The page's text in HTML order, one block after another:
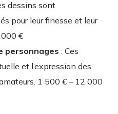
dessins sont
pour leur finesse et leur
€
personnages : Ces
et l’expression des
1 500 € – 12 000